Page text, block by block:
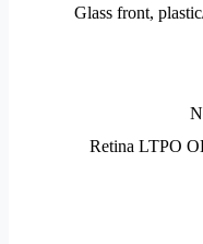
Glass front,
Retina LTPO